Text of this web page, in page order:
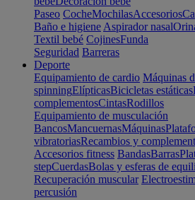
Paseo CocheMochilasAccesorios
Baño e higiene Aspirador nasal
Textil bebé CojinesFunda
Seguridad Barreras
Deporte
Equipamiento de cardio Máquinas
spinningElípticasBicicletas estáticas
complementosCintasRodillos
Equipamiento de musculación
BancosMancuernasMáquinas
vibratoriasRecambios y
Accesorios fitness BandasBarras
stepCuerdasBolas y esferas de
Recuperación muscular
percusión